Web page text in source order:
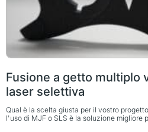
Fusione a getto multiplo
laser selettiva
Qual è la scelta giusta per il vostro
l'uso di MJF o SLS è la soluzione migliore